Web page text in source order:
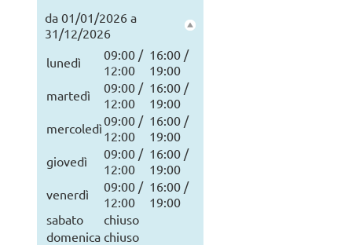
da 01/01/2026 a
31/12/2026
lunedì
09:00 /
12:00
16:00 /
19:00
martedì
09:00 /
12:00
16:00 /
19:00
mercoledì09:00 /
12:00
16:00 /
19:00
giovedì
09:00 /
12:00
16:00 /
19:00
venerdì
09:00 /
12:00
16:00 /
19:00
sabato
chiuso
domenica chiuso